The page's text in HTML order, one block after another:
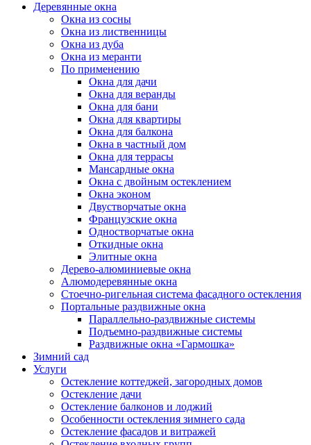
Деревянные окна
Окна из сосны
Окна из лиственницы
Окна из дуба
Окна из меранти
По применению
Окна для дачи
Окна для веранды
Окна для бани
Окна для квартиры
Окна для балкона
Окна в частный дом
Окна для террасы
Мансардные окна
Окна с двойным остеклением
Окна эконом
Двустворчатые окна
Французские окна
Одностворчатые окна
Откидные окна
Элитные окна
Дерево-алюминиевые окна
Алюмодеревянные окна
Стоечно-ригельная система фасадного остекления
Портальные раздвижные окна
Параллельно-раздвижные системы
Подъемно-раздвижные системы
Раздвижные окна «Гармошка»
Зимний сад
Услуги
Остекление коттеджей, загородных домов
Остекление дачи
Остекление балконов и лоджий
Особенности остекления зимнего сада
Остекление фасадов и витражей